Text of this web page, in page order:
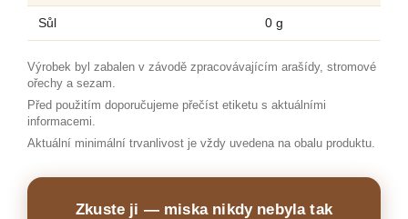
Sůl 0 g
Výrobek byl zabalen v závodě zpracovávajícím arašídy, stromové
ořechy a sezam.
Před použitím doporučujeme přečíst etiketu s aktuálními
informacemi.
Aktuální minimální trvanlivost je vždy uvedena na obalu produktu.
Zkuste ji — miska nikdy nebyla tak